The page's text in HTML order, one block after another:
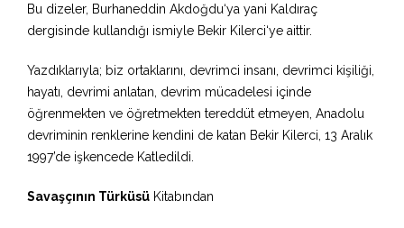
Bu dizeler, Burhaneddin Akdoğdu‘ya yani Kaldıraç
dergisinde kullandığı ismiyle Bekir Kilerci‘ye aittir.
Yazdıklarıyla; biz ortaklarını, devrimci insanı, devrimci kişiliği,
hayatı, devrimi anlatan, devrim mücadelesi içinde
öğrenmekten ve öğretmekten tereddüt etmeyen, Anadolu
devriminin renklerine kendini de katan Bekir Kilerci, 13 Aralık
1997’de işkencede Katledildi.
Savaşçının Türküsü Kitabından